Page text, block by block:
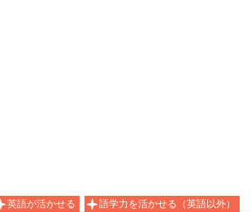
英語が活かせる
語学力を活かせる（英語以外）